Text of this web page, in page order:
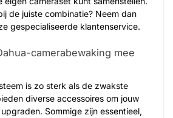
de juiste combinatie? Neem dan
gespecialiseerde klantenservice.
camerabewaking mee
is zo sterk als de zwakste
diverse accessoires om jouw
Sommige zijn essentieel,